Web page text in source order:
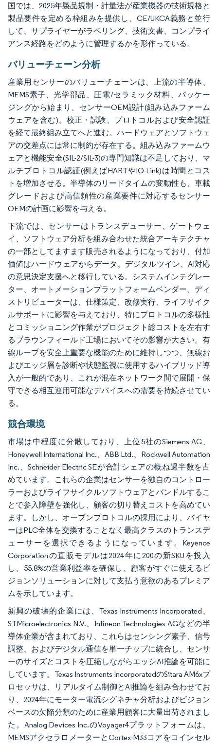
国では、2025年製品規制・計量法が産業機器の技術規格と
製品要件を定める枠組みを提供し、CE/UKCA義務と並行
して、サプライヤーがラベリング、技術文書、コンプライ
アンス経路をどのように管理するかを形作っている。
バリューチェーン分析
産業用センサーのバリューチェーンは、上流の半導体、
MEMS素子、光学部品、圧電/セラミック材料、パッケー
ジングから始まり、センサーOEM設計(組み込みファーム
ウェアを含む)、校正・試験、プロトコルおよび安全認証
を経て最終組み立てへと進む。ハードウェアとソフトウェ
アの交差点には常に制約が存在する。組み込みファームウ
ェアと機能安全(SIL-2/SIL-3)の専門知識は不足しており、マ
ルチプロトコル認証(例えばHARTやIO-Link)は時間とコス
トを増加させる。半導体のリードタイムの変動性も、車載
グレードおよび高信頼性の産業要件に対応するセンサー
OEMの計画に影響を与える。
下流では、センサーはトランスデューサー、ゲートウェ
イ、ソフトウェア分析を組み合わせた統合アーキテクチャ
の一部としてますます販売されるようになっており、付加
価値はハードウェアからデータ、デジタルツイン、AI対応
の意思決定支援へと移行している。システムインテグレー
ター、オートメーションプラットフォームベンダー、ディ
ストリビューターは、仕様策定、改修実行、ライフサイク
ルサポートに影響を与えており、特にプロトコルの多様性
とコミッショニング作業がプロジェクト総コストを左右す
るブラウンフィールド工場においてその影響が大きい。有
線ループを安全上重要な機能のために維持しつつ、無線お
よびエッジ層を診断や状態監視に使用するハイブリッド導
入が一般的であり、これが混在ネットワーク間で展開・保
守できる相互運用可能なデバイスへの需要を持続させてい
る。
競合環境
市場は中程度に分散しており、上位5社のSiemens AG、
Honeywell International Inc.、ABB Ltd.、Rockwell Automation
Inc.、Schneider Electric SEが合計シェアの概ね過半数を占
めています。これらの企業はセンサーを独自のコントロー
ラーおよびライフサイクルソフトウェアとバンドルするこ
とで参入障壁を強化し、顧客の切り替えコストを高めてい
ます。しかし、オープンプロトコルの採用により、バイヤ
ーはPLC全体を交換することなく最高クラスのトランスデ
ューサーを選択できるようになっています。Keyence
Corporationの直販モデルは2024年に200の新SKUを投入
し、55.8%の営業利益率を確保し、顧客がすぐに使えるビ
ジョンソリューションに対して支払う意欲のあるプレミア
ムを示しています。
新興の破壊的企業には、Texas Instruments Incorporated、
STMicroelectronics N.V.、Infineon Technologies AGなどの半
導体企業が含まれており、これらはセンシング素子、信号
調整、およびデジタル通信を単一チップに統合し、センサ
ーのサイズとコストを圧縮しながらエッジAI推論を可能に
しています。Texas Instruments IncorporatedのSitara AM6xプ
ロセッサは、リアルタイム制御とAI推論を組み合わせてお
り、2024年にモーター電流シグネチャ分析およびビジョン
ベースの欠陥分類のために産業用顧客に大量出荷されまし
た。Analog Devices Inc.のVoyager4プラットフォームは、
MEMSアクセラロメーターとCortex-M33コアをコインセル